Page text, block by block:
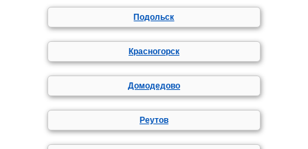
Подольск
Красногорск
Домодедово
Реутов